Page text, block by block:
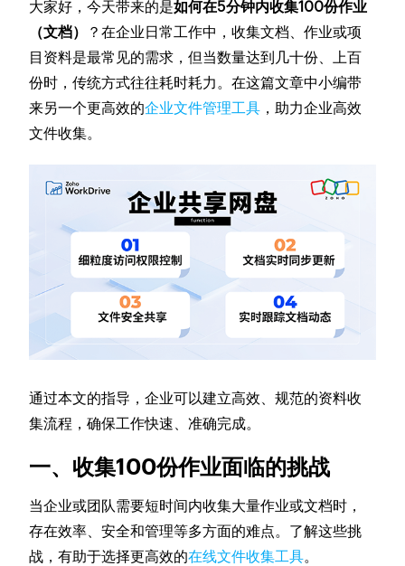
大家好，今天带来的是如何在5分钟内收集100份作业
（文档）
？在企业日常工作中，收集文档、作业或项
目资料是最常见的需求，但当数量达到几十份、上百
份时，传统方式往往耗时耗力。在这篇文章中小编带
来另一个更高效的企业文件管理工具 ，助力企业高效
文件收集。
通过本文的指导，企业可以建立高效、规范的资料收
集流程，确保工作快速、准确完成。
一、收集100份作业面临的挑战
当企业或团队需要短时间内收集大量作业或文档时，
存在效率、安全和管理等多方面的难点。了解这些挑
战，有助于选择更高效的在线文件收集工具。